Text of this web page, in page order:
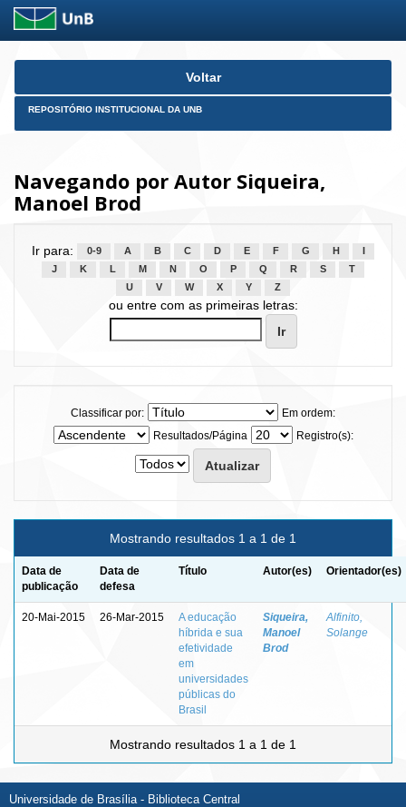
Skip
Voltar
REPOSITÓRIO INSTITUCIONAL DA UNB
Navegando por Autor Siqueira,
Manoel Brod
Ir para: 0-9 A B C D E F G H
J
K L M N O P Q R S
T
U
V W X Y Z
ou entre com as primeiras letras:
Classificar por:
Em ordem:
Resultados/Página
Registro(s):
Mostrando resultados 1 a 1 de 1
Data de
publicação
Data de
defesa
Título Autor(es) Orientador(es)
20-Mai-2015 26-Mar-2015
A educação
híbrida e sua
efetividade
em
universidades
públicas do
Brasil
Siqueira,
Manoel
Brod
Alfinito,
Solange
Mostrando resultados 1 a 1 de 1
Universidade de Brasília - Biblioteca Central